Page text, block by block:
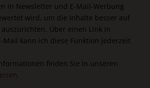
in Newsletter und E-Mail-Werbung
wird, um die Inhalte besser auf
Über einen Link in
Mail kann ich diese Funktion jederzeit
finden Sie in unseren